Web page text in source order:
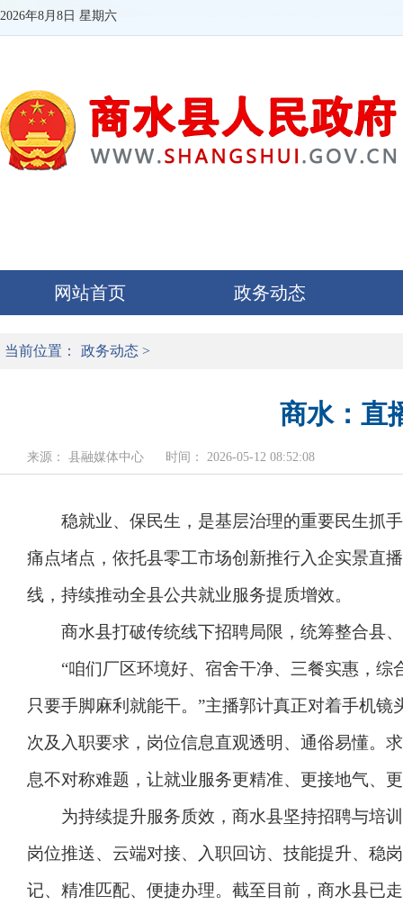
2026年8月8日 星期六
网站首页 政务动态
当前位置： 政务动态 >
商水：直
来源： 县融媒体中心 时间： 2026-05-12 08:52:08
稳就业、保民生，是基层治理的重要民生抓手
痛点堵点，依托县零工市场创新推行入企实景直
线，持续推动全县公共就业服务提质增效。
商水县打破传统线下招聘局限，统筹整合县、
“咱们厂区环境好、宿舍干净、三餐实惠，综
只要手脚麻利就能干。”主播郭计真正对着手机
次及入职要求，岗位信息直观透明、通俗易懂。
息不对称难题，让就业服务更精准、更接地气、
为持续提升服务质效，商水县坚持招聘与培训
岗位推送、云端对接、入职回访、技能提升、稳
记、精准匹配、便捷办理。截至目前，商水县已